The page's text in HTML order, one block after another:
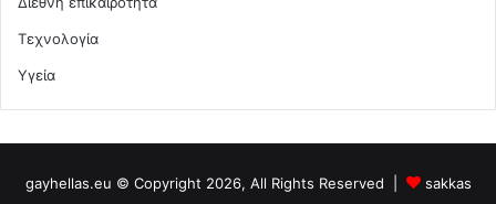
Τεχνολογία
Υγεία
gayhellas.eu © Copyright 2026, All Rights Reserved | sakkas